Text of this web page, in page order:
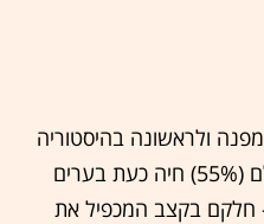
ולראשונה בהיסטוריה
יותר ממחצית מאוכלוסיית העולם (55%) חיה כעת בערים
- חלקם בקצב המכפיל את